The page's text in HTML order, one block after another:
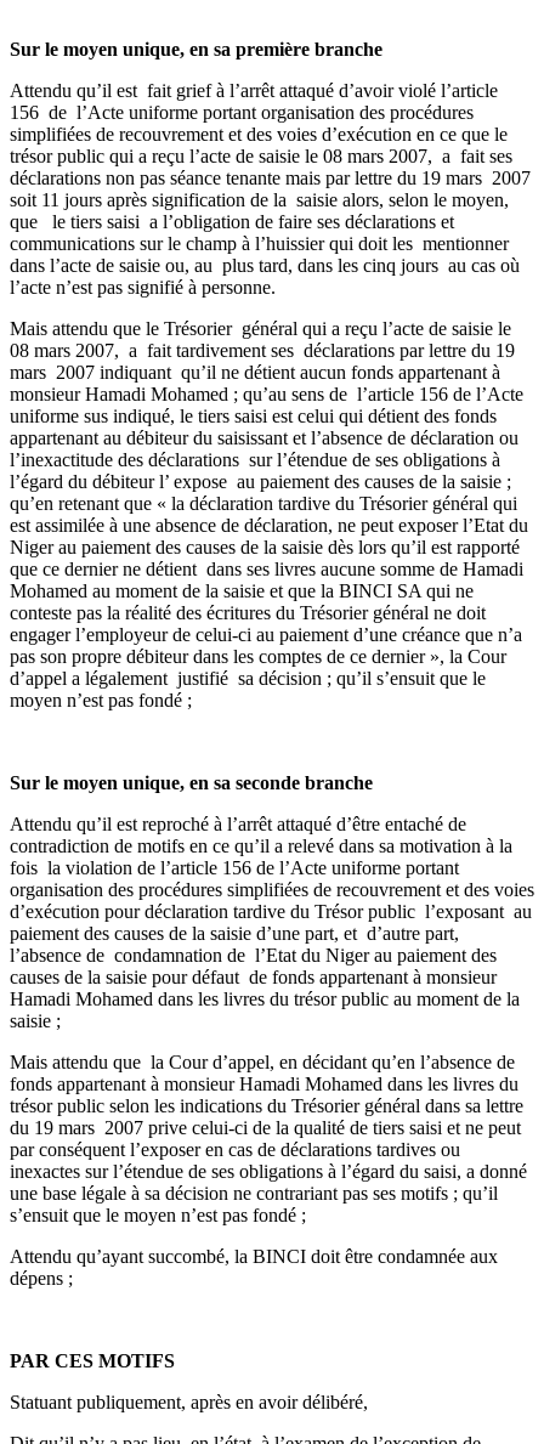
Sur le moyen unique, en sa première branche
Attendu qu’il est fait grief à l’arrêt attaqué d’avoir violé l’article
156 de l’Acte uniforme portant organisation des procédures
simplifiées de recouvrement et des voies d’exécution en ce que le
trésor public qui a reçu l’acte de saisie le 08 mars 2007, a fait ses
déclarations non pas séance tenante mais par lettre du 19 mars 2007
soit 11 jours après signification de la saisie alors, selon le moyen,
que le tiers saisi a l’obligation de faire ses déclarations et
communications sur le champ à l’huissier qui doit les mentionner
dans l’acte de saisie ou, au plus tard, dans les cinq jours au cas où
l’acte n’est pas signifié à personne.
Mais attendu que le Trésorier général qui a reçu l’acte de saisie le
08 mars 2007, a fait tardivement ses déclarations par lettre du 19
mars 2007 indiquant qu’il ne détient aucun fonds appartenant à
monsieur Hamadi Mohamed ; qu’au sens de l’article 156 de l’Acte
uniforme sus indiqué, le tiers saisi est celui qui détient des fonds
appartenant au débiteur du saisissant et l’absence de déclaration ou
l’inexactitude des déclarations sur l’étendue de ses obligations à
l’égard du débiteur l’ expose au paiement des causes de la saisie ;
qu’en retenant que « la déclaration tardive du Trésorier général qui
est assimilée à une absence de déclaration, ne peut exposer l’Etat du
Niger au paiement des causes de la saisie dès lors qu’il est rapporté
que ce dernier ne détient dans ses livres aucune somme de Hamadi
Mohamed au moment de la saisie et que la BINCI SA qui ne
conteste pas la réalité des écritures du Trésorier général ne doit
engager l’employeur de celui-ci au paiement d’une créance que n’a
pas son propre débiteur dans les comptes de ce dernier », la Cour
d’appel a légalement justifié sa décision ; qu’il s’ensuit que le
moyen n’est pas fondé ;
Sur le moyen unique, en sa seconde branche
Attendu qu’il est reproché à l’arrêt attaqué d’être entaché de
contradiction de motifs en ce qu’il a relevé dans sa motivation à la
fois la violation de l’article 156 de l’Acte uniforme portant
organisation des procédures simplifiées de recouvrement et des voies
d’exécution pour déclaration tardive du Trésor public l’exposant au
paiement des causes de la saisie d’une part, et d’autre part,
l’absence de condamnation de l’Etat du Niger au paiement des
causes de la saisie pour défaut de fonds appartenant à monsieur
Hamadi Mohamed dans les livres du trésor public au moment de la
saisie ;
Mais attendu que la Cour d’appel, en décidant qu’en l’absence de
fonds appartenant à monsieur Hamadi Mohamed dans les livres du
trésor public selon les indications du Trésorier général dans sa lettre
du 19 mars 2007 prive celui-ci de la qualité de tiers saisi et ne peut
par conséquent l’exposer en cas de déclarations tardives ou
inexactes sur l’étendue de ses obligations à l’égard du saisi, a donné
une base légale à sa décision ne contrariant pas ses motifs ; qu’il
s’ensuit que le moyen n’est pas fondé ;
Attendu qu’ayant succombé, la BINCI doit être condamnée aux
dépens ;
PAR CES MOTIFS
Statuant publiquement, après en avoir délibéré,